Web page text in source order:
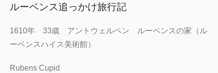
ルーベンス追っかけ旅行記
1610年 33歳 アントウェルペン ルーベンスの家（ル
ーベンスハイス美術館）
Rubens Cupid